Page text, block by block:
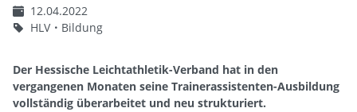
12.04.2022
HLV
Bildung
Der Hessische Leichtathletik-Verband hat in den
vergangenen Monaten seine Trainerassistenten-Ausbildung
vollständig überarbeitet und neu strukturiert.